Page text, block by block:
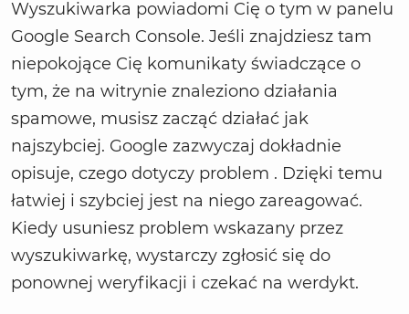
Wyszukiwarka powiadomi Cię o tym w panelu
Google Search Console. Jeśli znajdziesz tam
niepokojące Cię komunikaty świadczące o
tym, że na witrynie znaleziono działania
spamowe, musisz zacząć działać jak
najszybciej. Google zazwyczaj dokładnie
opisuje, czego dotyczy problem . Dzięki temu
łatwiej i szybciej jest na niego zareagować.
Kiedy usuniesz problem wskazany przez
wyszukiwarkę, wystarczy zgłosić się do
ponownej weryfikacji i czekać na werdykt.